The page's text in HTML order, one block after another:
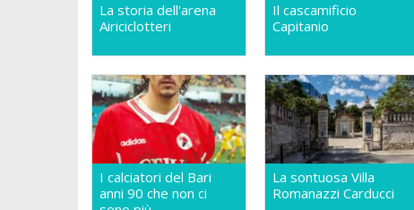
La storia dell'arena
Airiciclotteri
Il cascamificio
Capitanio
I calciatori del Bari
anni 90 che non ci
La sontuosa Villa
Romanazzi Carducci